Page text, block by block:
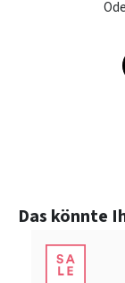
Produktgalerie
Das könnte